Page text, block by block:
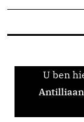
U ben